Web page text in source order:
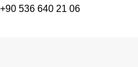
+90 536 640 21 06